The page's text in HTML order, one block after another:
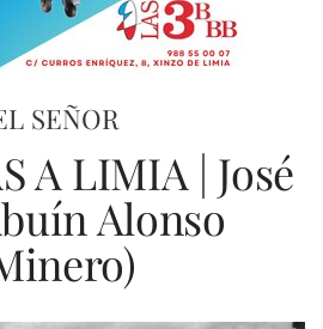
SEÑOR
A LIMIA | José
Alonso